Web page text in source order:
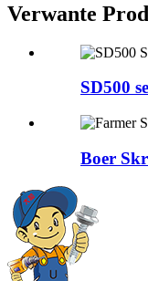
Verwante
SD500
Boer